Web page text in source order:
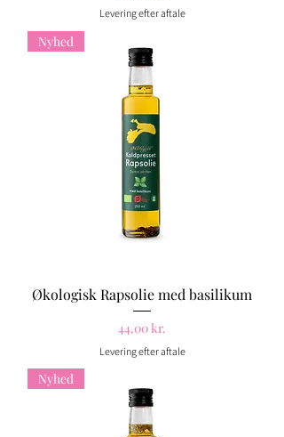
Levering efter aftale
Nyhed
Økologisk Rapsolie med basilikum
Pris
44,00 kr.
Levering efter aftale
Nyhed